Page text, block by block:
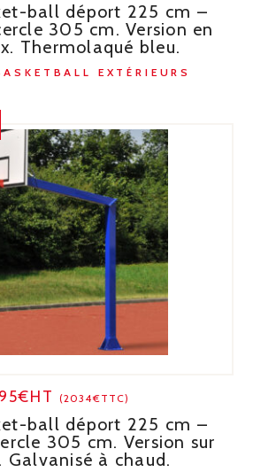
ball déport 225 cm –
305 cm. Version en
Thermolaqué bleu.
EXTÉRIEURS
(2034€TTC)
ball déport 225 cm –
305 cm. Version sur
Galvanisé à chaud.